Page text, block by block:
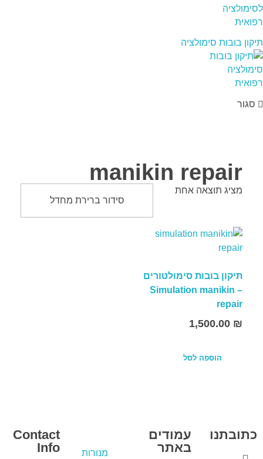
תיקון בובות סימולציה
סגור
manikin repair
מציג תוצאה אחת
תיקון בובות סימולטורים
– Simulation manikin
repair
1,500.00 ₪
הוספה לסל
כתובתנו
עמודים
באתר
מנורות
Contact
Info